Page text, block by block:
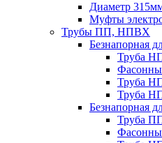
Диаметр
Муфты
Трубы ПП, НПВХ
Безнапорная
Труба
Труба
Труба
Безнапорная
Труба